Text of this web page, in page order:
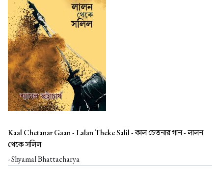
Kaal Chetanar Gaan - Lalan Theke Salil -কাল চেতনার গান - লালন
থেকে সলিল
- Shyamal Bhattacharya